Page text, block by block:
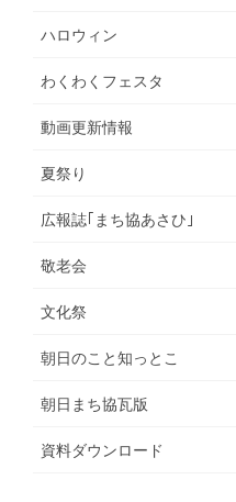
ハロウィン
わくわくフェスタ
動画更新情報
夏祭り
広報誌｢まち協あさひ｣
敬老会
文化祭
朝日のこと知っとこ
朝日まち協瓦版
資料ダウンロード